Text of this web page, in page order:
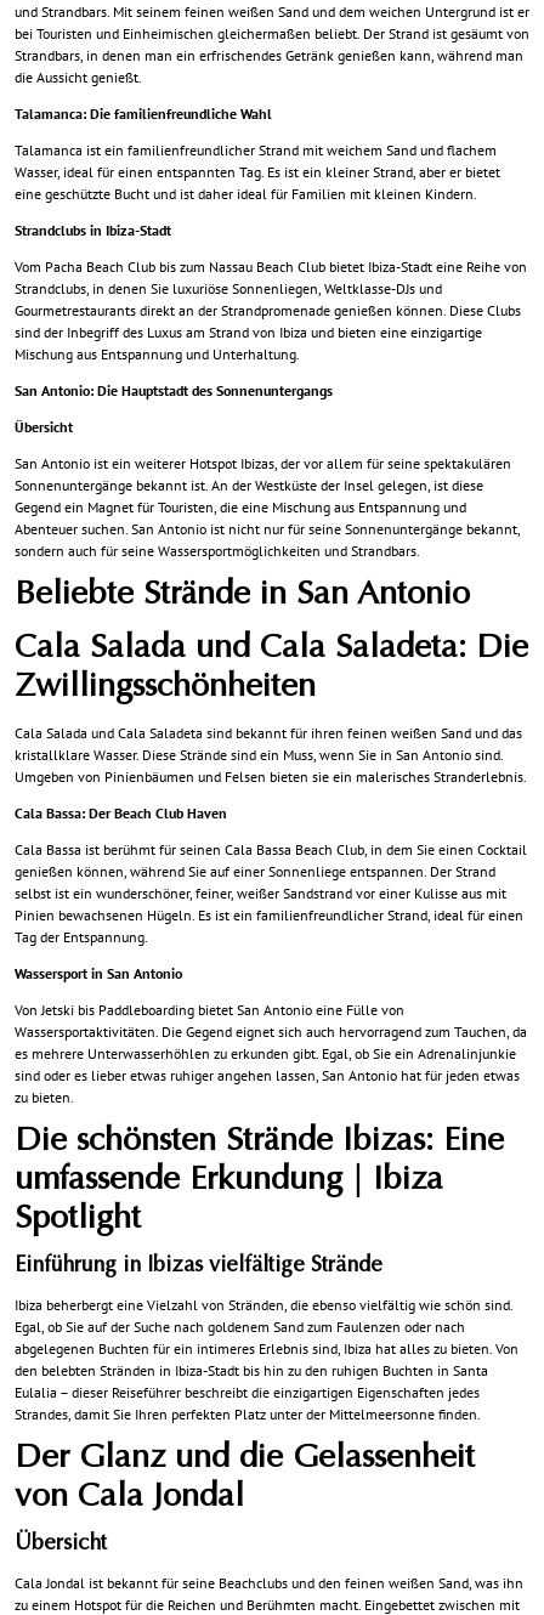
und Strandbars. Mit seinem feinen weißen Sand und dem weichen Untergrund ist er
bei Touristen und Einheimischen gleichermaßen beliebt. Der Strand ist gesäumt von
Strandbars, in denen man ein erfrischendes Getränk genießen kann, während man
die Aussicht genießt.
Talamanca: Die familienfreundliche Wahl
Talamanca ist ein familienfreundlicher Strand mit weichem Sand und flachem
Wasser, ideal für einen entspannten Tag. Es ist ein kleiner Strand, aber er bietet
eine geschützte Bucht und ist daher ideal für Familien mit kleinen Kindern.
Strandclubs in Ibiza-Stadt
Vom Pacha Beach Club bis zum Nassau Beach Club bietet Ibiza-Stadt eine Reihe von
Strandclubs, in denen Sie luxuriöse Sonnenliegen, Weltklasse-DJs und
Gourmetrestaurants direkt an der Strandpromenade genießen können. Diese Clubs
sind der Inbegriff des Luxus am Strand von Ibiza und bieten eine einzigartige
Mischung aus Entspannung und Unterhaltung.
San Antonio: Die Hauptstadt des Sonnenuntergangs
Übersicht
San Antonio ist ein weiterer Hotspot Ibizas, der vor allem für seine spektakulären
Sonnenuntergänge bekannt ist. An der Westküste der Insel gelegen, ist diese
Gegend ein Magnet für Touristen, die eine Mischung aus Entspannung und
Abenteuer suchen. San Antonio ist nicht nur für seine Sonnenuntergänge bekannt,
sondern auch für seine Wassersportmöglichkeiten und Strandbars.
Beliebte Strände in San Antonio
Cala Salada und Cala Saladeta: Die
Zwillingsschönheiten
Cala Salada und Cala Saladeta sind bekannt für ihren feinen weißen Sand und das
kristallklare Wasser. Diese Strände sind ein Muss, wenn Sie in San Antonio sind.
Umgeben von Pinienbäumen und Felsen bieten sie ein malerisches Stranderlebnis.
Cala Bassa: Der Beach Club Haven
Cala Bassa ist berühmt für seinen Cala Bassa Beach Club, in dem Sie einen Cocktail
genießen können, während Sie auf einer Sonnenliege entspannen. Der Strand
selbst ist ein wunderschöner, feiner, weißer Sandstrand vor einer Kulisse aus mit
Pinien bewachsenen Hügeln. Es ist ein familienfreundlicher Strand, ideal für einen
Tag der Entspannung.
Wassersport in San Antonio
Von Jetski bis Paddleboarding bietet San Antonio eine Fülle von
Wassersportaktivitäten. Die Gegend eignet sich auch hervorragend zum Tauchen, da
es mehrere Unterwasserhöhlen zu erkunden gibt. Egal, ob Sie ein Adrenalinjunkie
sind oder es lieber etwas ruhiger angehen lassen, San Antonio hat für jeden etwas
zu bieten.
Die schönsten Strände Ibizas: Eine
umfassende Erkundung | Ibiza
Spotlight
Einführung in Ibizas vielfältige Strände
Ibiza beherbergt eine Vielzahl von Stränden, die ebenso vielfältig wie schön sind.
Egal, ob Sie auf der Suche nach goldenem Sand zum Faulenzen oder nach
abgelegenen Buchten für ein intimeres Erlebnis sind, Ibiza hat alles zu bieten. Von
den belebten Stränden in Ibiza-Stadt bis hin zu den ruhigen Buchten in Santa
Eulalia – dieser Reiseführer beschreibt die einzigartigen Eigenschaften jedes
Strandes, damit Sie Ihren perfekten Platz unter der Mittelmeersonne finden.
Der Glanz und die Gelassenheit
von Cala Jondal
Übersicht
Cala Jondal ist bekannt für seine Beachclubs und den feinen weißen Sand, was ihn
zu einem Hotspot für die Reichen und Berühmten macht. Eingebettet zwischen mit